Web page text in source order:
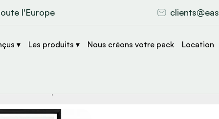
l'Europe
▾ Les produits ▾ Nous créons votre pack Location